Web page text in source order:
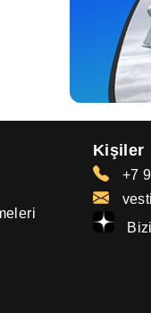
Kişiler
+7